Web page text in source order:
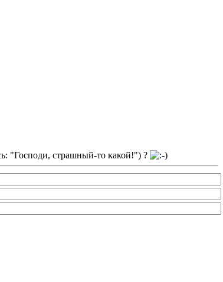
"Господи, страшный-то какой!") ?